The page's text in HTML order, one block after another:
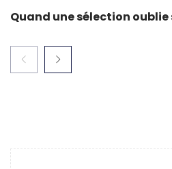
Quand une sélection